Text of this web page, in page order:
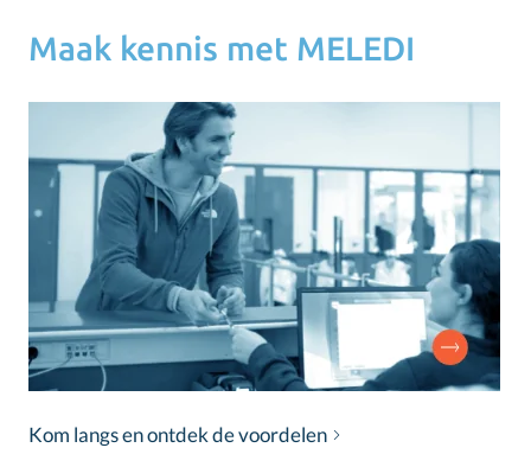
Maak kennis met MELEDI
Kom langs en ontdek de voordelen